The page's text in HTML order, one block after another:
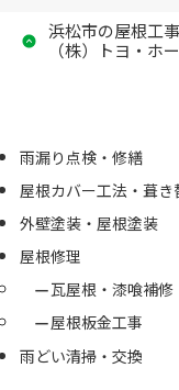
浜松市の屋根工
（株）トヨ・
雨漏り点検・修繕
屋根カバー工法・葺き
外壁塗装・屋根塗装
屋根修理
瓦屋根・漆喰補修
屋根板金工事
雨どい清掃・交換